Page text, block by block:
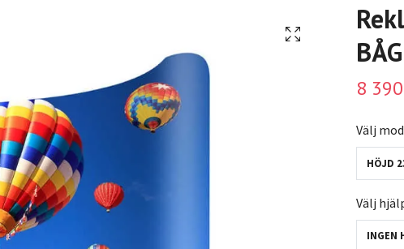
8
Välj
HÖJD
Välj
INGEN